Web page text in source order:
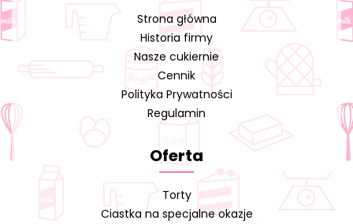
Strona główna
Historia firmy
Nasze cukiernie
Cennik
Polityka Prywatności
Regulamin
Oferta
Torty
Ciastka na specjalne okazje